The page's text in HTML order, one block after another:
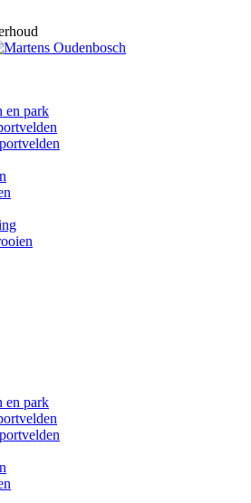
en park
en park